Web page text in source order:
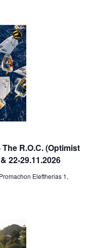
R.O.C. (Optimist
22-29.11.2026
Promachon Eleftherias 1,